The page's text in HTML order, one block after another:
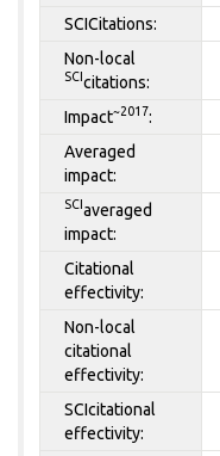
SCICitations:
Non-local
SCI citations:
Impact~2017:
Averaged
impact:
SCI averaged
impact:
Citational
effectivity:
Non-local
citational
effectivity:
SCIcitational
effectivity: